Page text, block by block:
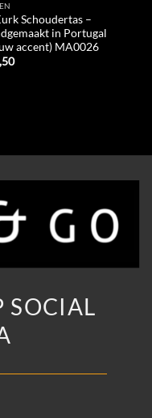
Schoudertas –
in Portugal
accent) MA0026
SOCIAL